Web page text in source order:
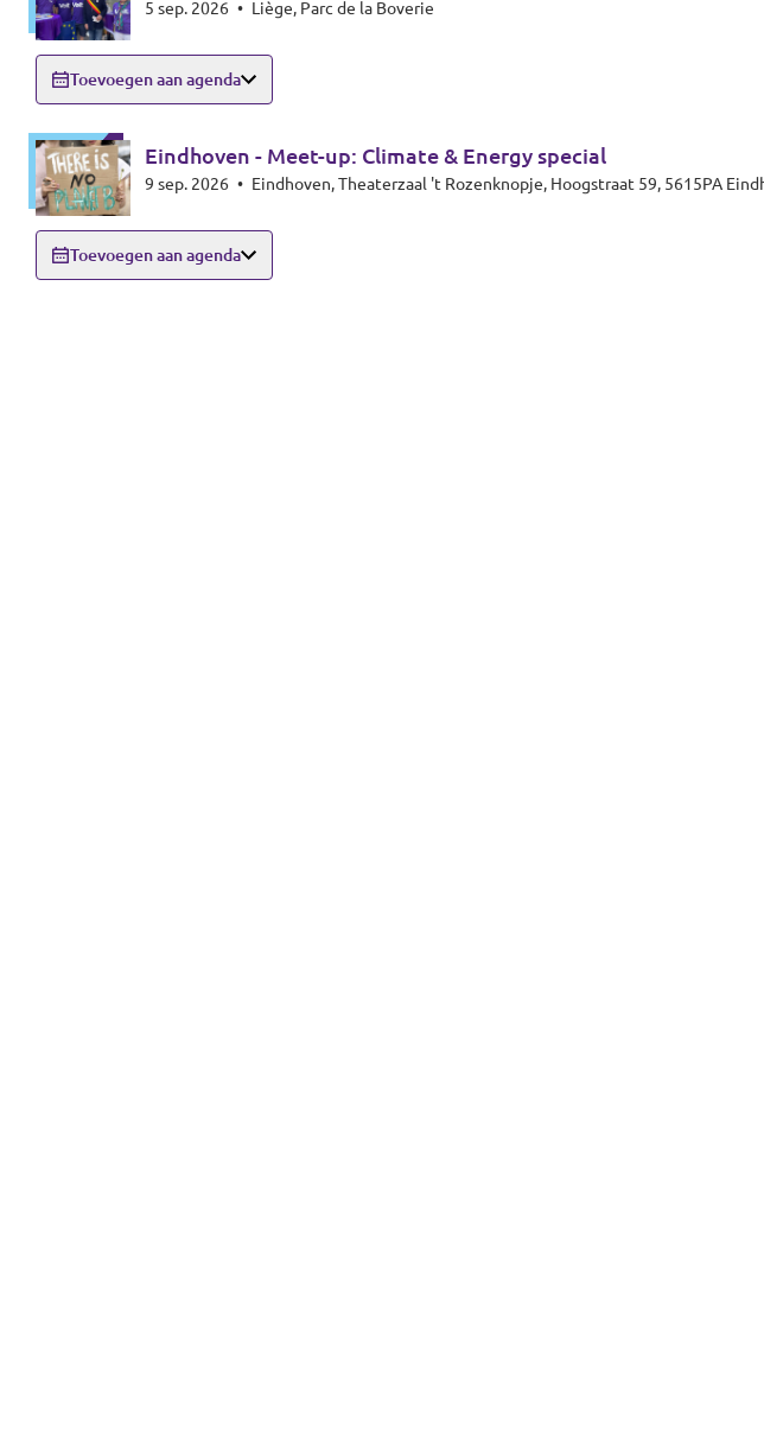
5 sep. 2026 • Liège, Parc de la Boverie
Toevoegen aan agenda
Eindhoven - Meet-up: Climate & Energy special
9 sep. 2026 • Eindhoven, Theaterzaal 't
Toevoegen aan agenda